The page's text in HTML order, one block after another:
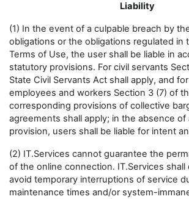
Liability
(1) In the event of a culpable breach by
obligations or the obligations regulated in
Terms of Use, the user shall be liable in
statutory provisions. For civil servants
State Civil Servants Act shall apply, and
employees and workers Section 3 (7) of
corresponding provisions of collective
agreements shall apply; in the absence of
provision, users shall be liable for intent
(2) IT.Services cannot guarantee the
of the online connection. IT.Services shall
avoid temporary interruptions of service
maintenance times and/or system-